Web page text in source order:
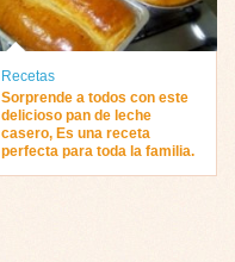
Recetas
Sorprende a todos con este
delicioso pan de leche
casero, Es una receta
perfecta para toda la familia.